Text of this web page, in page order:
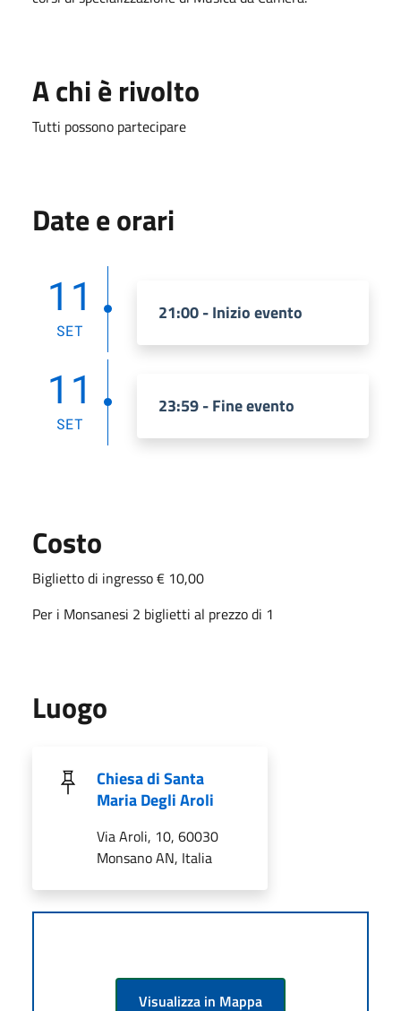
A chi è rivolto
Tutti possono partecipare
Date e orari
11
SET
21:00 - Inizio evento
11
SET
23:59 - Fine evento
Costo
Biglietto di ingresso € 10,00
Per i Monsanesi 2 biglietti al prezzo di 1
Luogo
Chiesa di Santa
Maria Degli Aroli
Via Aroli, 10, 60030
Monsano AN, Italia
Visualizza in Mappa